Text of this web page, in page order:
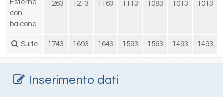
Esterna
con
balcone
1263 1213 1163 1113 1083 1013 1013
Suite 1743 1693 1643 1593 1563 1493 1493
Inserimento dati